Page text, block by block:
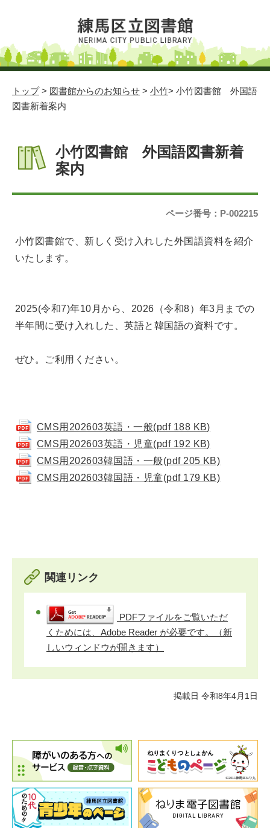
トップ> 図書館からのお知らせ > 小竹> 小竹図書館 外国語
図書新着案内
小竹図書館 外国語図書新着
案内
ページ番号：P-002215
小竹図書館で、新しく受け入れした外国語資料を紹介
いたします。
2025(令和7)年10月から、2026（令和8）年3月までの
半年間に受け入れした、英語と韓国語の資料です。
ぜひ。ご利用ください。
CMS用202603英語・一般(pdf 188 KB)
CMS用202603英語・児童(pdf 192 KB)
CMS用202603韓国語・一般(pdf 205 KB)
CMS用202603韓国語・児童(pdf 179 KB)
関連リンク
PDFファイルをご覧いただ
くためには、Adobe Reader が必要です。（新
しいウィンドウが開きます）
掲載日 令和8年4月1日